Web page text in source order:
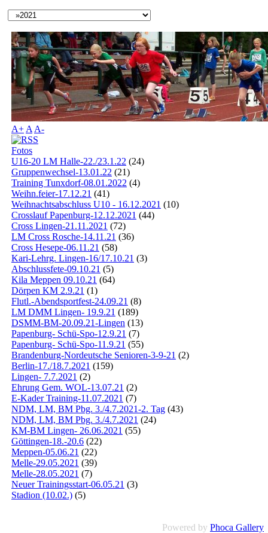
A+ A A-
Fotos
U16-20 LM Halle-22./23.1.22 (24)
Gruppenwechsel-13.01.22 (21)
Training Tunxdorf-08.01.2022 (4)
Weihn.feier-17.12.21 (41)
Weihnachtsabschluss U10 - 16.12.2021 (10)
Crosslauf Papenburg-12.12.2021 (44)
Cross Lingen-21.11.2021 (72)
LM Cross Rosche-14.11.21 (36)
Cross Hesepe-06.11.21 (58)
Kari-Lehrg. Lingen-16/17.10.21 (3)
Abschlussfete-09.10.21 (5)
Kila Meppen 09.10.21 (64)
Dörpen KM 2.9.21 (1)
Flutl.-Abendsportfest-24.09.21 (8)
LM DMM Lingen- 19.9.21 (189)
DSMM-BM-20.09.21-Lingen (13)
Papenburg- Schü-Spo-12.9.21 (7)
Papenburg- Schü-Spo-11.9.21 (55)
Brandenburg-Nordeutsche Senioren-3-9-21 (2)
Berlin-17./18.7.2021 (159)
Lingen- 7.7.2021 (2)
Ehrung Gem. WOL-13.07.21 (2)
E-Kader Training-11.07.2021 (7)
NDM, LM, BM Pbg. 3./4.7.2021-2. Tag (43)
NDM, LM, BM Pbg. 3./4.7.2021 (24)
KM-BM Lingen- 26.06.2021 (55)
Göttingen-18.-20.6 (22)
Meppen-05.06.21 (22)
Melle-29.05.2021 (39)
Melle-28.05.2021 (7)
Neuer Trainingsstart-06.05.21 (3)
Stadion (10.02.) (5)
Powered by Phoca Gallery